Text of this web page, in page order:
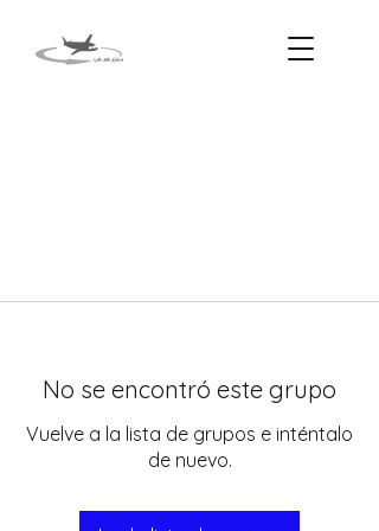
No se encontró este grupo
Vuelve a la lista de grupos e inténtalo
de nuevo.